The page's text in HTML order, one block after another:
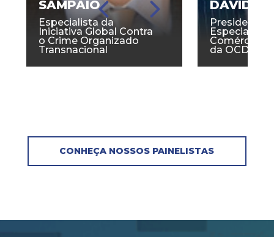
SAMPAIO
Especialista da
Iniciativa Global Contra
o Crime Organizado
Transnacional
DAVID
Presidente
Comércio
da OCDE
CONHEÇA NOSSOS PAINELISTAS